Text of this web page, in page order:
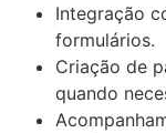
Integração
formulários.
Criação de
quando